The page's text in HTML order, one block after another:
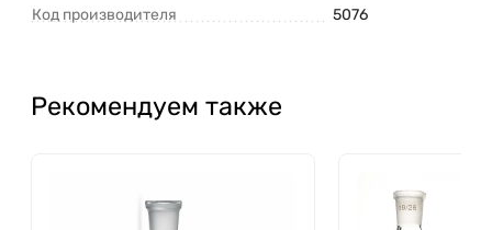
Код производителя 5076
Рекомендуем также